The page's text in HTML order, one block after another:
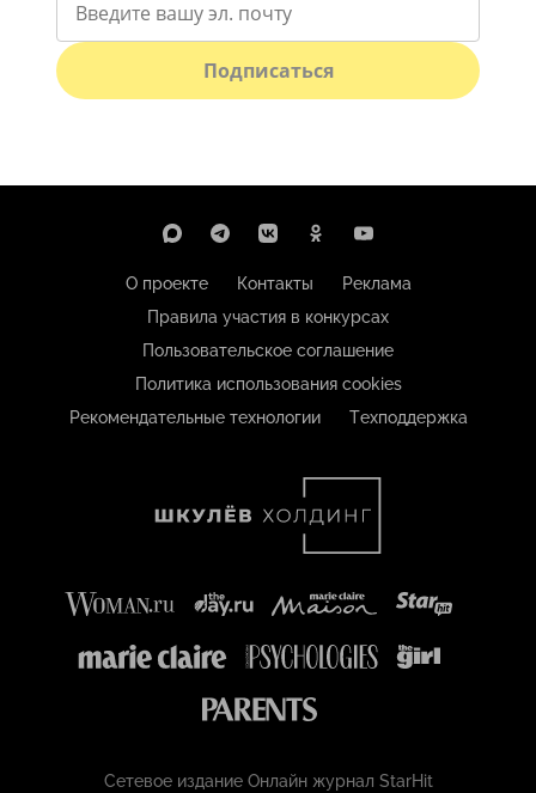
Подписаться
О проекте Контакты
Реклама
Правила участия в конкурсах
Пользовательское соглашение
Политика использования cookies
Рекомендательные технологии
Техподдержка
Сетевое издание Онлайн журнал StarHit